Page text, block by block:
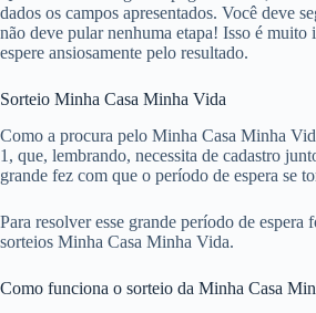
dados os campos apresentados. Você deve
não deve pular nenhuma etapa! Isso é
espere ansiosamente pelo resultado.
Sorteio Minha Casa Minha Vida
Como a procura pelo Minha Casa Minha
1, que, lembrando, necessita de cadastro
grande fez com que o período de espera se
Para resolver esse grande período de espera
sorteios Minha Casa Minha Vida.
Como funciona o sorteio da Minha Casa